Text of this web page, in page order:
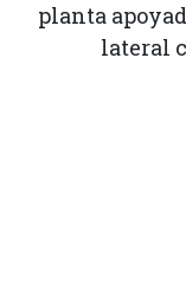
planta
lateral